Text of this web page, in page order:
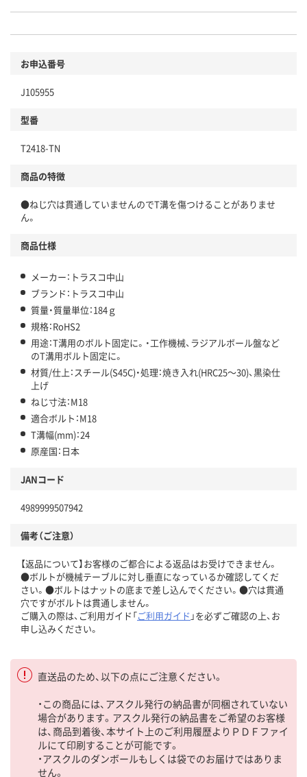
お申込番号
J105955
型番
T2418-TN
商品の特徴
●ねじ穴は貫通していませんのでT溝を傷つけることがありませ
ん。
商品仕様
メーカー：トラスコ中山
ブランド：トラスコ中山
質量・質量単位：184ｇ
規格：RoHS2
用途：T溝用のボルト固定に。・工作機械、ラジアルボール盤など
のT溝用ボルト固定に。
材質/仕上：スチール(S45C)・処理：焼き入れ(HRC25～30)、黒染仕
上げ
ねじ寸法：M18
適合ボルト：M18
T溝幅(mm)：24
原産国：日本
JANコード
4989999507942
備考（ご注意）
【返品について】お客様のご都合による返品はお受けできません。
●ボルトが機械テーブルに対し垂直になっているか確認してくだ
さい。●ボルトはナットの底まで差し込んでください。●穴は貫通
穴ですがボルトは貫通しません。
ご購入の際は、ご利用ガイド「ご利用ガイド 」を必ずご確認の上、お
申し込みください。
直送品のため、以下の点にご注意ください。
・この商品には、アスクル発行の納品書が同梱されていない
場合があります。アスクル発行の納品書をご希望のお客様
は、商品到着後、本サイト上のご利用履歴よりＰＤＦファイ
ルにて印刷することが可能です。
・アスクルのダンボールもしくは袋でのお届けではありま
せん。